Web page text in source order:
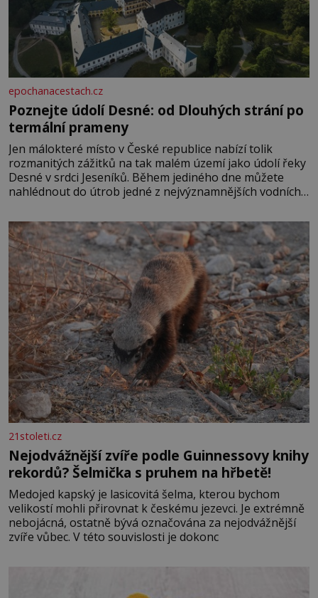
epochanacestach.cz
Poznejte údolí Desné: od Dlouhých strání po
termální prameny
Jen málokteré místo v České republice nabízí tolik
rozmanitých zážitků na tak malém území jako údolí řeky
Desné v srdci Jeseníků. Během jediného dne můžete
nahlédnout do útrob jedné z nejvýznamnějších vodních
se na koloběžce a den zakončit poznáváním památek ve
Velkých Losinách nebo v termálním
21stoleti.cz
Nejodvážnější zvíře podle Guinnessovy knihy
rekordů? Šelmička s pruhem na hřbetě!
Medojed kapský je lasicovitá šelma, kterou bychom
velikostí mohli přirovnat k českému jezevci. Je extrémně
nebojácná, ostatně bývá označována za nejodvážnější
zvíře vůbec. V této souvislosti je dokonc